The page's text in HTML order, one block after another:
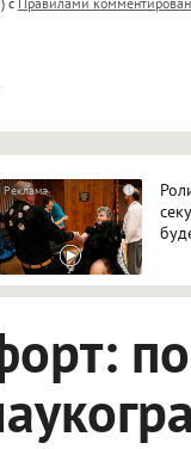
HTML,
i